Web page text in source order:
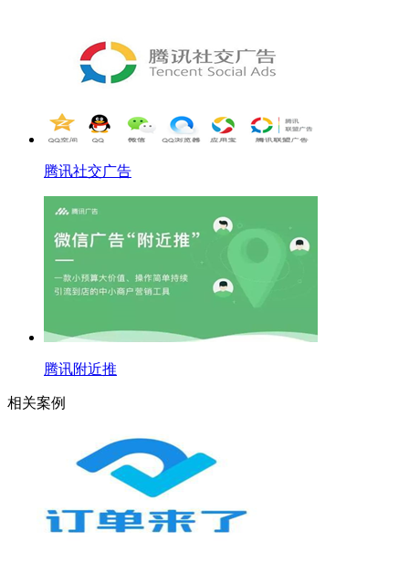
腾讯社交广告
腾讯附近推
相关案例